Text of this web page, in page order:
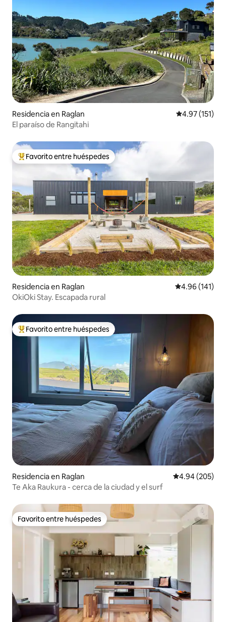
Residencia en Raglan Calificación
4.97 (151)
El paraíso de Rangitahi
De los mejores en Favorito entre huéspedes
Favorito entre huéspedes
Residencia en Raglan Calificación
4.96 (141)
OkiOki Stay. Escapada rural
De los mejores en Favorito entre huéspedes
Favorito entre huéspedes
Residencia en Raglan Calificación
4.94 (205)
Te Aka Raukura - cerca de la ciudad y el surf
Favorito entre huéspedes
Favorito entre huéspedes